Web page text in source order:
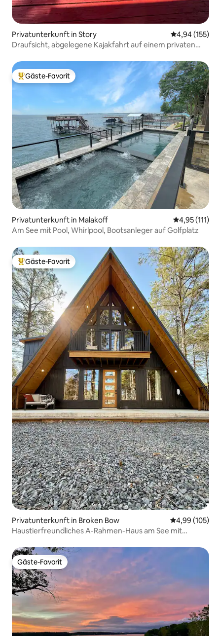
Privatunterkunft in Story
4,94 (155)
Draufsicht, abgelegene Kajakfahrt auf einem privaten
Beliebter Gäste-Favorit.
Gäste-Favorit
Privatunterkunft in Malakoff
4,95 (111)
Am See mit Pool, Whirlpool, Bootsanleger auf Golfplatz
Beliebter Gäste-Favorit.
Gäste-Favorit
Privatunterkunft in Broken Bow
4,99 (105)
Haustierfreundliches A-Rahmen-Haus am See mit
Gäste-Favorit
Gäste-Favorit